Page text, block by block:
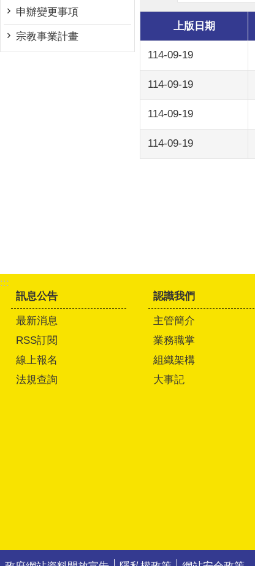
申辦變更事項
宗教事業計畫
上版日期
114-09-19
114-09-19
114-09-19
114-09-19
:::
訊息公告
最新消息
RSS訂閱
線上報名
法規查詢
認識我們
主管簡介
業務職掌
組織架構
大事記